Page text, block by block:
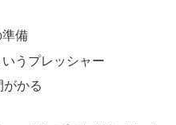
備
うプレッシャー
かる